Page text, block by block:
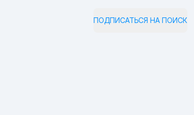
ПОДПИСАТЬСЯ НА ПОИСК